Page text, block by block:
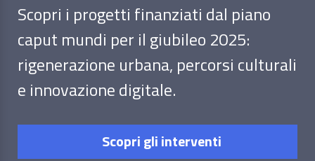
Scopri i progetti finanziati dal piano
caput mundi per il giubileo 2025:
rigenerazione urbana, percorsi culturali
e innovazione digitale.
Scopri gli interventi